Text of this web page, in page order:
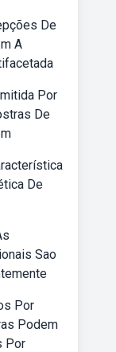
De
A
Por
De
De
Sao
Por
Podem
Por